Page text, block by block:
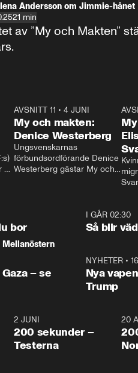
Andersson om Jimmie-hånet
21 min
av ”My och Makten”
23:40
AVSNITT 11 •4 JUNI
My och makten:
Denice Westerberg
Ungsvenskarnas
förbundsordförande Denice
Westerberg gästar My och
bor
I GÅR 02:30
Så blir
– se
NYHETER•
Nya
Trump
5:00
4:23
2 JUNI
200 sekunder –
Testerna
20